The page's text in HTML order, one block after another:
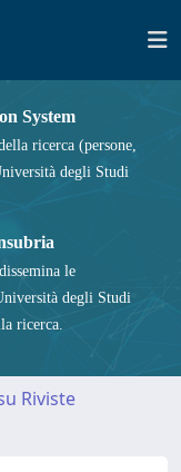
System
ricerca (persone,
degli Studi
le
degli Studi
ricerca.
Riviste